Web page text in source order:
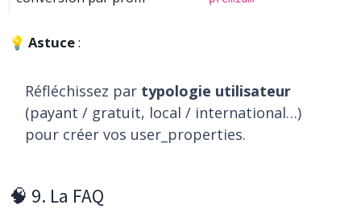
💡 Astuce:
Réfléchissez par typologie utilisateur
(payant / gratuit, local / international…)
pour créer vos user_properties.
🧠 9. La FAQ